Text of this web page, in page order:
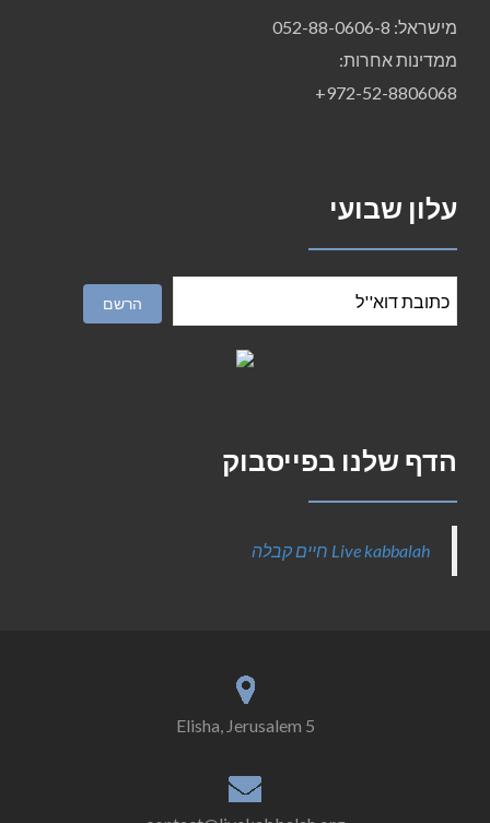
מישראל: 052-88-0606-8
ממדינות אחרות:
972-52-8806068+
עלון שבועי
הדף שלנו בפייסבוק
‎Live kabbalah חיים קבלה‎
5 Elisha, Jerusalem